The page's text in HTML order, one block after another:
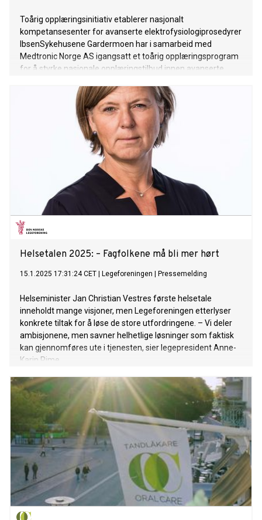
Toårig opplæringsinitiativ etablerer nasjonalt
kompetansesenter for avanserte elektrofysiologiprosedyrer
IbsenSykehusene Gardermoen har i samarbeid med
Medtronic Norge AS igangsatt et toårig opplæringsprogram
for å styrke nasjonale opplæringstilbud innen avanserte
Helsetalen 2025: – Fagfolkene må bli mer hørt
15.1.2025 17:31:24 CET Legeforeningen Pressemelding
Helseminister Jan Christian Vestres første helsetale
inneholdt mange visjoner, men Legeforeningen etterlyser
konkrete tiltak for å løse de store utfordringene. – Vi deler
ambisjonene, men savner helhetlige løsninger som faktisk
kan gjennomføres ute i tjenesten, sier legepresident Anne-
Karin Rime.